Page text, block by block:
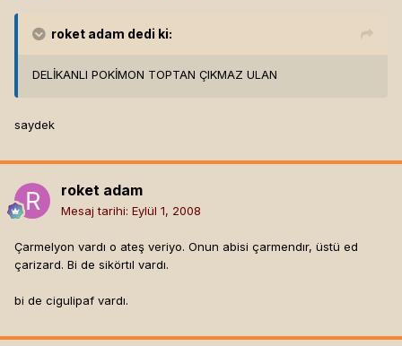
roket adam dedi ki:
DELİKANLI POKİMON TOPTAN ÇIKMAZ ULAN
saydek
roket adam
Mesaj tarihi: Eylül 1, 2008
Çarmelyon vardı o ateş veriyo. Onun abisi çarmendır, üstü ed
çarizard. Bi de sikörtıl vardı.
bi de cigulipaf vardı.